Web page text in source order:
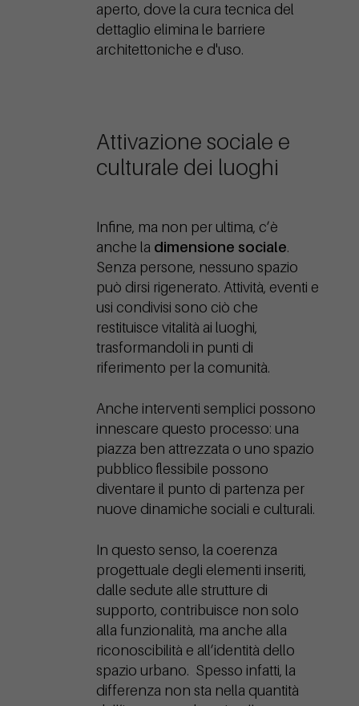
aperto, dove la cura tecnica del
dettaglio elimina le barriere
architettoniche e d'uso.
Attivazione sociale e
culturale dei luoghi
Infine, ma non per ultima, c’è
anche la dimensione sociale.
Senza persone, nessuno spazio
può dirsi rigenerato. Attività, eventi e
usi condivisi sono ciò che
restituisce vitalità ai luoghi,
trasformandoli in punti di
riferimento per la comunità.
Anche interventi semplici possono
innescare questo processo: una
piazza ben attrezzata o uno spazio
pubblico flessibile possono
diventare il punto di partenza per
nuove dinamiche sociali e culturali.
In questo senso, la coerenza
progettuale degli elementi inseriti,
dalle sedute alle strutture di
supporto, contribuisce non solo
alla funzionalità, ma anche alla
riconoscibilità e all’identità dello
spazio urbano. Spesso infatti, la
differenza non sta nella quantità